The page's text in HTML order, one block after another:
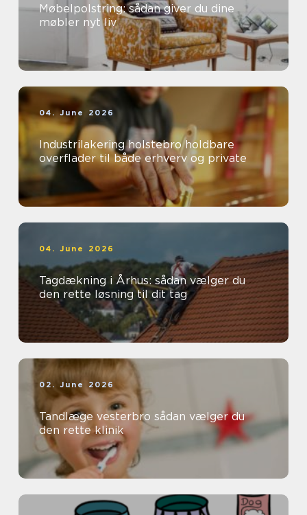
Møbelpolstring: sådan giver du dine
møbler nyt liv
04. June 2026
Industrilakering holstebro holdbare
overflader til både erhverv og private
04. June 2026
Tagdækning i Århus: sådan vælger du
den rette løsning til dit tag
02. June 2026
Tandlæge vesterbro sådan vælger du
den rette klinik